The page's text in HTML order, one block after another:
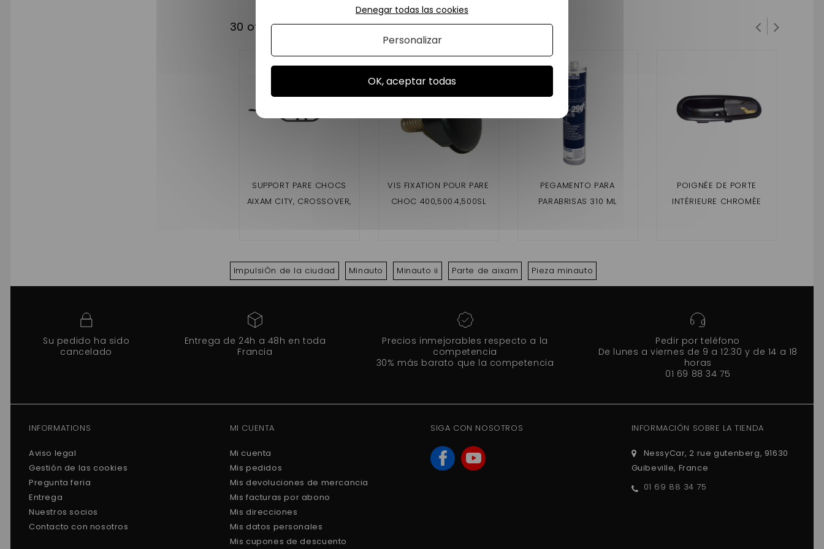
30 otros productos en la misma categoría:
SUPPORT PARE CHOCS
AIXAM CITY, CROSSOVER,
VIS FIXATION POUR PARE
CHOC 400,500.4,500SL
GTO,CROSSOVER ,MEGA
PEGAMENTO PARA
PARABRISAS 310 ML
POIGNÉE DE PORTE
INTÉRIEURE CHROMÈE
ImpulsiÓn de la ciudad Minauto Minauto ii Parte de aixam Pieza minauto
Su pedido ha sido
cancelado
Entrega de 24h a 48h en toda
Francia
Precios inmejorables respecto a la
competencia
30% más barato que la competencia
Pedir por teléfono
De lunes a viernes de 9 a 12:30 y de 14 a 18
horas
01 69 88 34 75
INFORMATIONS
Aviso legal
Gestión de las cookies
Pregunta feria
Entrega
Nuestros socios
Contacto con nosotros
MI CUENTA
Mi cuenta
Mis pedidos
Mis devoluciones de mercancia
Mis facturas por abono
Mis direcciones
Mis datos personales
Mis cupones de descuento
SIGA CON NOSOTROS INFORMACIÓN SOBRE LA TIENDA
NessyCar, 2 rue gutenberg, 91630
Guibeville, France
01 69 88 34 75
OK, aceptar todas
Denegar todas las cookies
Personalizar